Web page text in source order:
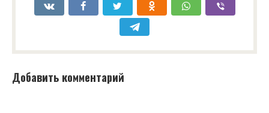
Добавить комментарий